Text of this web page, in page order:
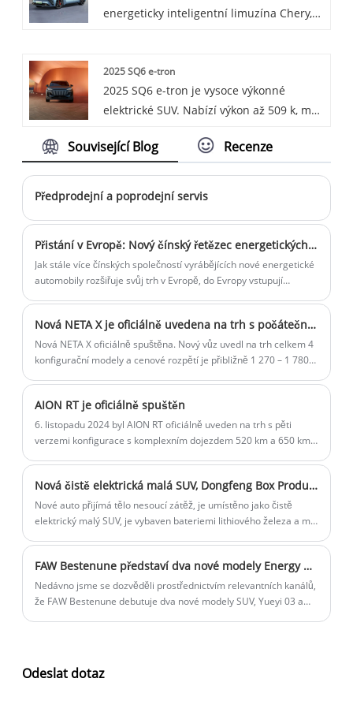
exteriéru a prostorným a pohodlným
energeticky inteligentní limuzína Chery,
a bezpečností, aby uživatelům poskytla
mimořádně pohodlný zážitek z jízdy.
2025 SQ6 e-tron
2025 SQ6 e-tron je vysoce výkonné
elektrické SUV. Nabízí výkon až 509 k, má
prvky a nabízí luxusní interiér s
pohodlí.
Související Blog Recenze
Předprodejní a poprodejní servis
Přistání v Evropě: Nový čínský řetězec energetických vozidel se rozhodl přistát v Maďarsku
Jak stále více čínských společností vyrábějících nové energetické
automobily rozšiřuje svůj trh v Evropě, do Evropy vstupují
zavést represivní cla na dovoz čínských automobilů.
Nová NETA X je oficiálně uvedena na trh s počáteční cenou 12 437 $
Nová NETA X oficiálně spuštěna. Nový vůz uvedl na trh celkem 4
konfigurační modely a cenové rozpětí je přibližně 1 270 – 1 780
AION RT je oficiálně spuštěn
6. listopadu 2024 byl AION RT oficiálně uveden na trh s pěti
verzemi konfigurace s komplexním dojezdem 520 km a 650 km.
model je vybaven Lidarem, využitím pokročilého inteligentního
řízení a dodáním na trh.
Nová čistě elektrická malá SUV, Dongfeng Box Production bude brzy připravena
Nové auto přijímá tělo nesoucí zátěž, je umístěno jako čistě
elektrický malý SUV, je vybaven bateriemi lithiového železa a má
na platformě Quantum Architecture Platform 3 a očekává se, že
bude oficiálně spuštěn ve druhém čtvrtletí letošního roku.
FAW Bestenune představí dva nové modely Energy SUV, Yueyi 03 a Yueyi 07, zítra večer.
Nedávno jsme se dozvěděli prostřednictvím relevantních kanálů,
že FAW Bestenune debutuje dva nové modely SUV, Yueyi 03 a
abychom vám přinesli nejnovější aktualizace.
Odeslat dotaz